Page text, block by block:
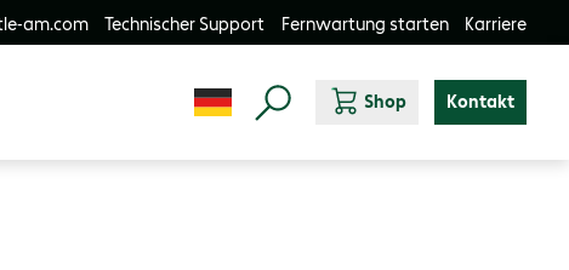
am.com Technischer Support Fernwartung starten Karriere
Shop Kontakt